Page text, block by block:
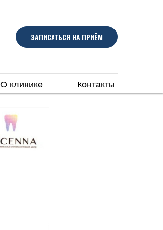
ЗАПИСАТЬСЯ НА ПРИЁМ
О клинике Контакты